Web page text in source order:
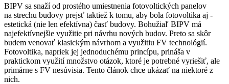
BIPV sa snaží od prostého umiestnenia fotovoltických panelov
na strechu budovy prejsť taktiež k tomu, aby bola fotovoltika aj ­
estetická (nie len efektívna) časť budovy. Bohužiaľ BIPV má
najefektívnejšie využitie pri návrhu nových budov. Preto sa skôr
budem venovať klasickým návrhom a využitiu FV technológií.
Fotovoltika, napriek jej jednoduchému princípu, prináša v
praktickom využití množstvo otázok, ktoré je potrebné vyriešiť, ale
primárne s FV nesúvisia. Tento článok chce ukázať na niektoré z
nich.